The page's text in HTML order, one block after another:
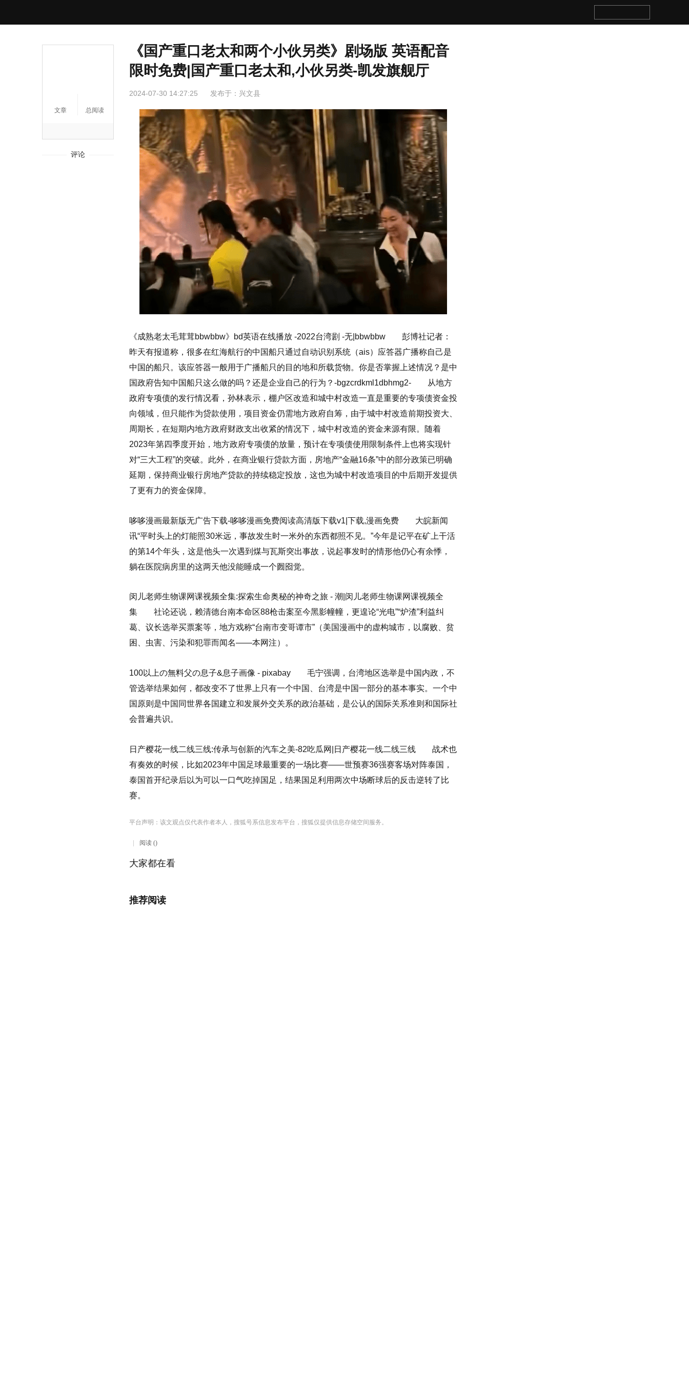
文章 总阅读
评论
《国产重口老太和两个小伙另类》剧场版 英语配音
限时免费|国产重口老太和,小伙另类-凯发旗舰厅
2024-07-30 14:27:25 发布于： 兴文县
《成熟老太毛茸茸bbwbbw》bd英语在线播放 -2022台湾剧 -无|bbwbbw 彭博社记者：
昨天有报道称，很多在红海航行的中国船只通过自动识别系统（ais）应答器广播称自己是
中国的船只。该应答器一般用于广播船只的目的地和所载货物。你是否掌握上述情况？是中
国政府告知中国船只这么做的吗？还是企业自己的行为？-bgzcrdkml1dbhmg2- 从地方
政府专项债的发行情况看，孙林表示，棚户区改造和城中村改造一直是重要的专项债资金投
向领域，但只能作为贷款使用，项目资金仍需地方政府自筹，由于城中村改造前期投资大、
周期长，在短期内地方政府财政支出收紧的情况下，城中村改造的资金来源有限。随着
2023年第四季度开始，地方政府专项债的放量，预计在专项债使用限制条件上也将实现针
对“三大工程”的突破。此外，在商业银行贷款方面，房地产“金融16条”中的部分政策已明确
延期，保持商业银行房地产贷款的持续稳定投放，这也为城中村改造项目的中后期开发提供
了更有力的资金保障。
哆哆漫画最新版无广告下载-哆哆漫画免费阅读高清版下载v1|下载,漫画免费 大皖新闻
讯“平时头上的灯能照30米远，事故发生时一米外的东西都照不见。”今年是记平在矿上干活
的第14个年头，这是他头一次遇到煤与瓦斯突出事故，说起事发时的情形他仍心有余悸，
躺在医院病房里的这两天他没能睡成一个囫囵觉。
闵儿老师生物课网课视频全集:探索生命奥秘的神奇之旅 - 潮|闵儿老师生物课网课视频全
集 社论还说，赖清德台南本命区88枪击案至今黑影幢幢，更遑论“光电”“炉渣”利益纠
葛、议长选举买票案等，地方戏称“台南市变哥谭市”（美国漫画中的虚构城市，以腐败、贫
困、虫害、污染和犯罪而闻名——本网注）。
100以上の無料父の息子&息子画像 - pixabay 毛宁强调，台湾地区选举是中国内政，不
管选举结果如何，都改变不了世界上只有一个中国、台湾是中国一部分的基本事实。一个中
国原则是中国同世界各国建立和发展外交关系的政治基础，是公认的国际关系准则和国际社
会普遍共识。
日产樱花一线二线三线:传承与创新的汽车之美-82吃瓜网|日产樱花一线二线三线 战术也
有奏效的时候，比如2023年中国足球最重要的一场比赛——世预赛36强赛客场对阵泰国，
泰国首开纪录后以为可以一口气吃掉国足，结果国足利用两次中场断球后的反击逆转了比
赛。
平台声明：该文观点仅代表作者本人，搜狐号系信息发布平台，搜狐仅提供信息存储空间服务。
阅读 ()
大家都在看
推荐阅读